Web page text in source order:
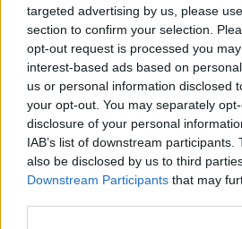
targeted advertising by us, please
section to confirm your selection.
opt-out request is processed you
interest-based ads based on
us or personal information disclosed
your opt-out. You may separately
disclosure of your personal
IAB’s list of downstream
also be disclosed by us to third
Downstream Participants that may
06·08·2026 12:46
Μαρία Κορινθίου: «Είμαι
ποτέ – Ναι, έχω πατήσει